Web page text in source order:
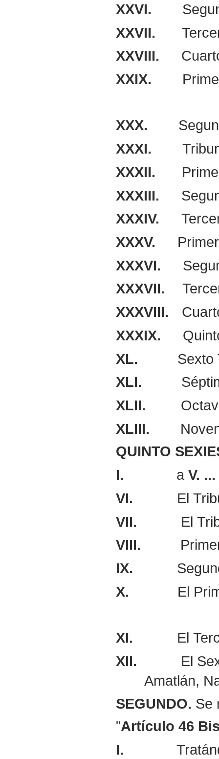
XXVI.
XXVII.
XXVIII.
XXIX.
XXX.
XXXI.
XXXII.
XXXIII.
XXXIV.
XXXV.
XXXVI.
XXXVII.
XXXVIII.
XXXIX.
XL.
Sexto
XLI.
XLII.
XLIII.
QUINTO
I.
aV. ...
VI.
El
VII.
El
VIII.
IX.
X.
El
XI.
El
XII.
El
Amatlán,
SEGUNDO. Se
"Artículo 46
I.